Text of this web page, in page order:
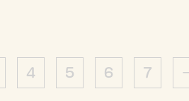
4 5 6 7